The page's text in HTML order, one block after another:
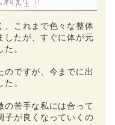
、これまで色々な整体
したが、すぐに体が元
。
のですが、今までに出
。
の苦手な私には合って
子が良くなっていくの